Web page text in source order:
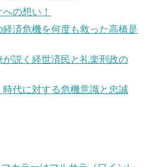
の想い！
済危機を何度も救った高橋是
説く経世済民と礼楽刑政の
代に対する危機意識と忠誠